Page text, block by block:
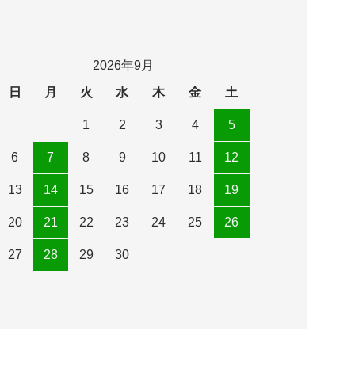
2026年9月
日
月 火 水 木 金 土
1 2 3 4 5
6 7 8 9 10 11 12
13 14 15 16 17 18 19
20 21 22 23 24 25 26
27 28 29 30